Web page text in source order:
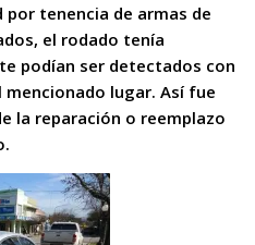
tenencia de armas de
el rodado tenía
podían ser detectados con
lugar. Así fue
la reparación o reemplazo